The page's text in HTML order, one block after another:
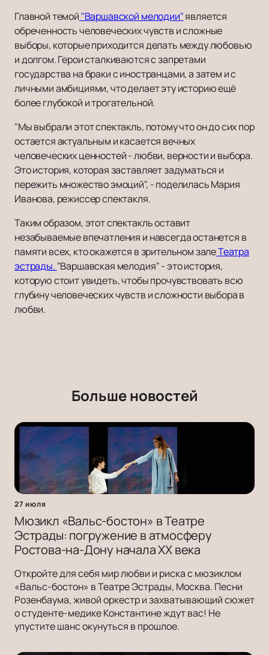
Главной темой "Варшавской мелодии"является
обреченность человеческих чувств и сложные
выборы, которые приходится делать между любовью
и долгом. Герои сталкиваются с запретами
государства на браки с иностранцами, а затем и с
личными амбициями, что делает эту историю ещё
более глубокой и трогательной.
"Мы выбрали этот спектакль, потому что он до сих пор
остается актуальным и касается вечных
человеческих ценностей - любви, верности и выбора.
Это история, которая заставляет задуматься и
пережить множество эмоций", - поделилась Мария
Иванова, режиссер спектакля.
Таким образом, этот спектакль оставит
незабываемые впечатления и навсегда останется в
памяти всех, кто окажется в зрительном залеТеатра
эстрады. "Варшавская мелодия" - это история,
которую стоит увидеть, чтобы прочувствовать всю
глубину человеческих чувств и сложности выбора в
любви.
Больше новостей
27 июля
Мюзикл «Вальс-бостон» в Театре
Эстрады: погружение в атмосферу
Ростова-на-Дону начала ХХ века
Откройте для себя мир любви и риска с мюзиклом
«Вальс-бостон» в Театре Эстрады, Москва. Песни
Розенбаума, живой оркестр и захватывающий сюжет
о студенте-медике Константине ждут вас! Не
упустите шанс окунуться в прошлое.